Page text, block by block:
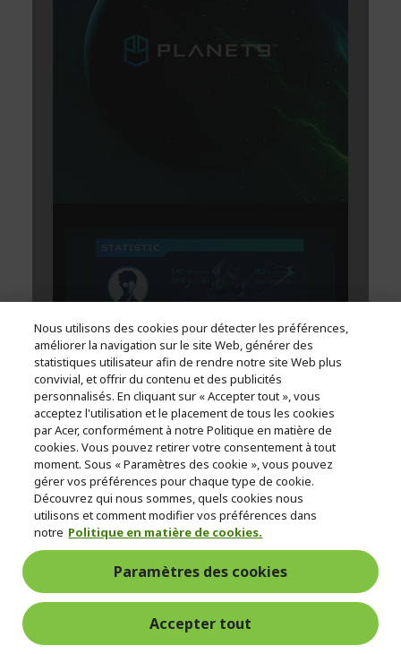
Nous utilisons des cookies pour détecter les préférences,
améliorer la navigation sur le site Web, générer des
statistiques utilisateur afin de rendre notre site Web plus
convivial, et offrir du contenu et des publicités
personnalisés. En cliquant sur « Accepter tout », vous
acceptez l'utilisation et le placement de tous les cookies
par Acer, conformément à notre Politique en matière de
cookies. Vous pouvez retirer votre consentement à tout
moment. Sous « Paramètres des cookie », vous pouvez
gérer vos préférences pour chaque type de cookie.
Découvrez qui nous sommes, quels cookies nous
utilisons et comment modifier vos préférences dans
notre Politique en matière de cookies.
Paramètres des cookies
Accepter tout